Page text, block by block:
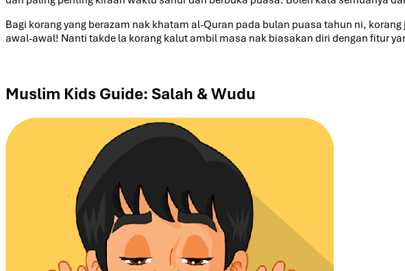
Bagi korang yang berazam nak khatam al-Quran pada bulan puasa tahun ni,
awal-awal! Nanti takde la korang kalut ambil masa nak biasakan diri dengan fitur
Muslim Kids Guide: Salah & Wudu